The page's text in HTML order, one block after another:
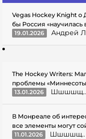
Vegas Hockey Knight
бы Россия «научилась
19.01.2026
Андрей Л
The Hockey Writers:
проблемы «Миннесоты
13.01.2026
Шшшшщ..
В Монреале об
все элементы могут
11.01.2026
Шшшшщ..